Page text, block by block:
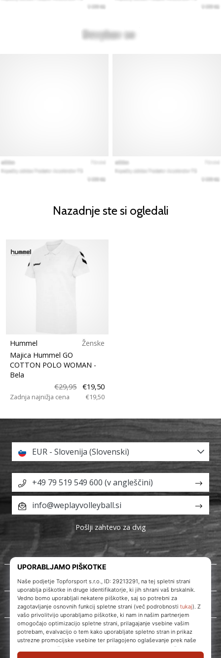
Nazadnje ste si ogledali
Hummel
Ženske
Majica Hummel GO
COTTON POLO WOMAN -
Bela
€29,95
€19,50
Zadnja najnižja cena €19,50
O nas
Storitve za stranke
EUR - Slovenija (Slovenski)
+49 79 519 549 600 (v angleščini)
info@weplayvolleyball.si
Pošlji zahtevo za dvig